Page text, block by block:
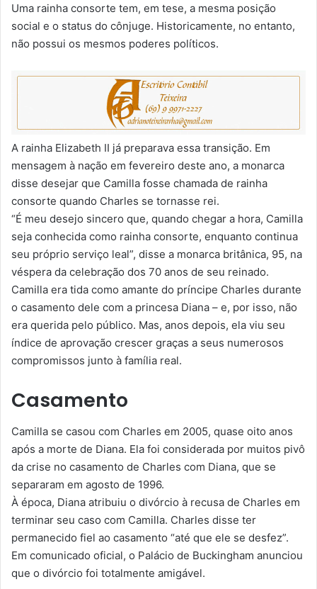
Uma rainha consorte tem, em tese, a mesma posição
social e o status do cônjuge. Historicamente, no entanto,
não possui os mesmos poderes políticos.
A rainha Elizabeth II já preparava essa transição. Em
mensagem à nação em fevereiro deste ano, a monarca
disse desejar que Camilla fosse chamada de rainha
consorte quando Charles se tornasse rei.
“É meu desejo sincero que, quando chegar a hora, Camilla
seja conhecida como rainha consorte, enquanto continua
seu próprio serviço leal”, disse a monarca britânica, 95, na
véspera da celebração dos 70 anos de seu reinado.
Camilla era tida como amante do príncipe Charles durante
o casamento dele com a princesa Diana – e, por isso, não
era querida pelo público. Mas, anos depois, ela viu seu
índice de aprovação crescer graças a seus numerosos
compromissos junto à família real.
Casamento
Camilla se casou com Charles em 2005, quase oito anos
após a morte de Diana. Ela foi considerada por muitos pivô
da crise no casamento de Charles com Diana, que se
separaram em agosto de 1996.
À época, Diana atribuiu o divórcio à recusa de Charles em
terminar seu caso com Camilla. Charles disse ter
permanecido fiel ao casamento “até que ele se desfez”.
Em comunicado oficial, o Palácio de Buckingham anunciou
que o divórcio foi totalmente amigável.